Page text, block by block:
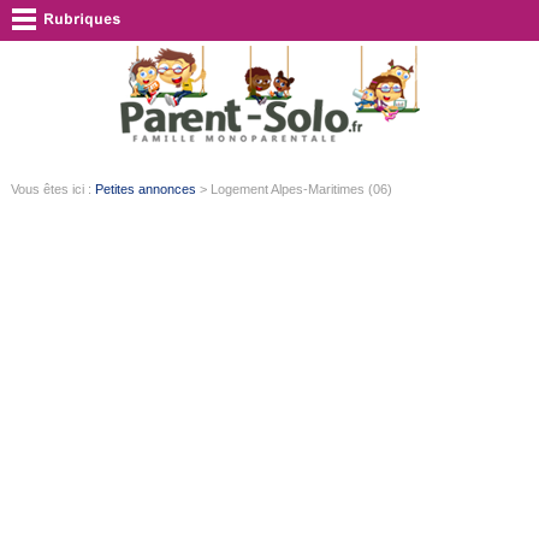
Vous êtes ici : Petites annonces > Logement Alpes-Maritimes (06)